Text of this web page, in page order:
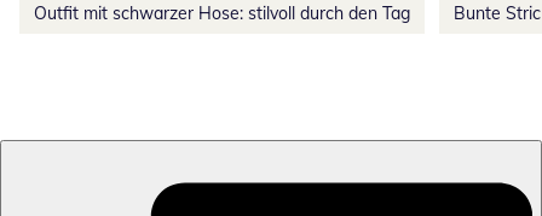
Outfit mit schwarzer Hose: stilvoll durch den Tag Bunte